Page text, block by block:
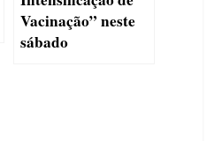
Vacinação” neste
sábado